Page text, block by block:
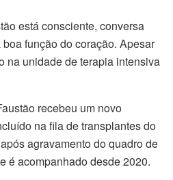
está consciente, conversa
função do coração. Apesar
na unidade de terapia intensiva
recebeu um novo
na fila de transplantes do
agravamento do quadro de
é acompanhado desde 2020.